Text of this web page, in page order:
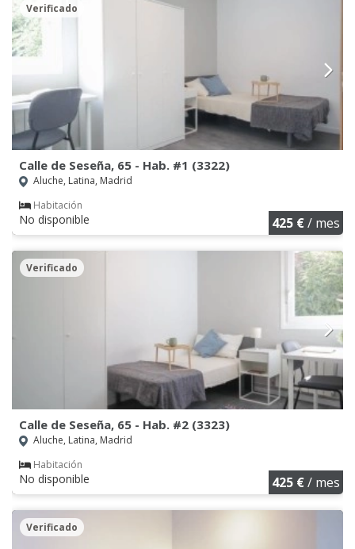
Verificado
Calle de Seseña, 65 - Hab. #1 (3322)
Aluche, Latina, Madrid
Habitación
No disponible 425 €/ mes
Verificado
Calle de Seseña, 65 - Hab. #2 (3323)
Aluche, Latina, Madrid
Habitación
No disponible 425 €/ mes
Verificado